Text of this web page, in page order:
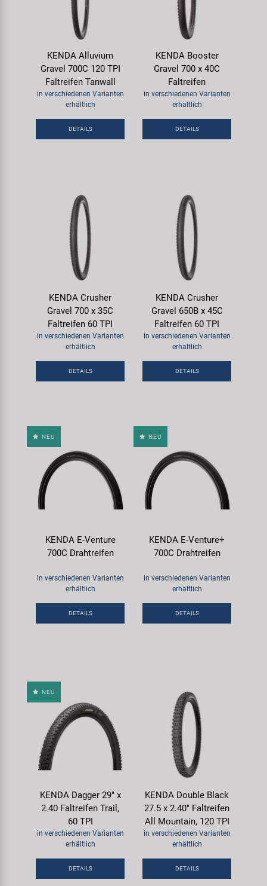
KENDA Alluvium
Gravel 700C 120 TPI
Faltreifen Tanwall
in verschiedenen Varianten
erhältlich
DETAILS
KENDA Booster
Gravel 700 x 40C
Faltreifen
in verschiedenen Varianten
erhältlich
DETAILS
KENDA Crusher
Gravel 700 x 35C
Faltreifen 60 TPI
in verschiedenen Varianten
erhältlich
DETAILS
KENDA Crusher
Gravel 650B x 45C
Faltreifen 60 TPI
in verschiedenen Varianten
erhältlich
DETAILS
NEU
KENDA E-Venture
700C Drahtreifen
in verschiedenen Varianten
erhältlich
DETAILS
NEU
KENDA E-Venture+
700C Drahtreifen
in verschiedenen Varianten
erhältlich
DETAILS
NEU
KENDA Dagger 29" x
2.40 Faltreifen Trail,
60 TPI
in verschiedenen Varianten
erhältlich
DETAILS
KENDA Double Black
27.5 x 2.40" Faltreifen
All Mountain, 120 TPI
in verschiedenen Varianten
erhältlich
DETAILS